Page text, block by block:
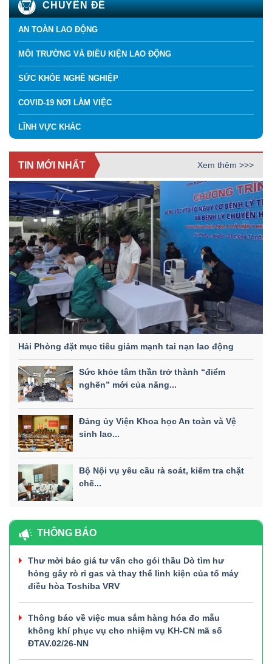
CHUYÊN ĐỀ
AN TOÀN LAO ĐỘNG
MÔI TRƯỜNG VÀ ĐIỀU KIỆN LAO ĐỘNG
SỨC KHỎE NGHỀ NGHIỆP
COVID-19 NƠI LÀM VIỆC
LĨNH VỰC KHÁC
TIN MỚI NHẤT Xem thêm >>>
Hải Phòng đặt mục tiêu giảm mạnh tai nạn lao động
Sức khỏe tâm thần trở thành “điểm
nghẽn” mới của năng...
Đảng ủy Viện Khoa học An toàn và Vệ
sinh lao...
Bộ Nội vụ yêu cầu rà soát, kiểm tra chặt
chẽ...
THÔNG BÁO
Thư mời báo giá tư vấn cho gói thầu Dò tìm hư
hỏng gây rò rỉ gas và thay thế linh kiện của tổ máy
điều hòa Toshiba VRV
Thông báo về việc mua sắm hàng hóa đo mẫu
không khí phục vụ cho nhiệm vụ KH-CN mã số
ĐTAV.02/26-NN